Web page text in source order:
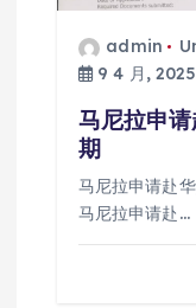
admin
9 4 月, 2025
马尼拉申
期
马尼拉申请赴
马尼拉申请赴…